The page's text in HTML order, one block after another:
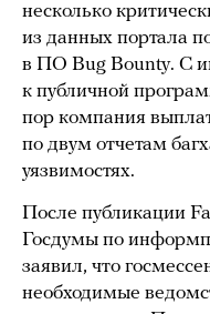
несколько
из данных портала
в ПО Bug Bounty. С
к публичной
пор компания
по двум отчетам
уязвимостях.
После публикации
Госдумы по
заявил, что
необходимые